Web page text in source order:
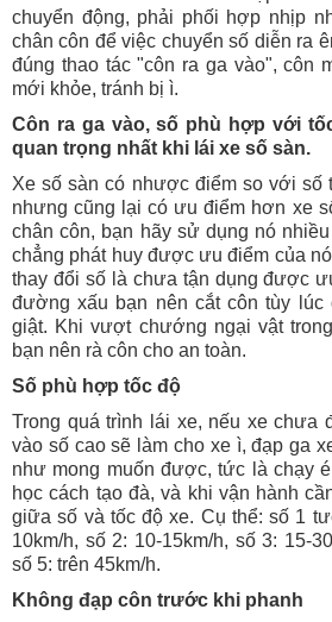
chuyển động, phải phối hợp nhịp
chân côn để việc chuyển số diễn ra
đúng thao tác "côn ra ga vào", côn
mới khỏe, tránh bị ì.
Côn ra ga vào, số phù hợp với
quan trọng nhất khi lái xe số sàn.
Xe số sàn có nhược điểm so với số
nhưng cũng lại có ưu điểm hơn xe
chân côn, bạn hãy sử dụng nó
chẳng phát huy được ưu điểm của
thay đổi số là chưa tận dụng được
đường xấu bạn nên cắt côn tùy lúc
giật. Khi vượt chướng ngại vật
bạn nên rà côn cho an toàn.
Số phù hợp tốc độ
Trong quá trình lái xe, nếu xe chưa
vào số cao sẽ làm cho xe ì, đạp ga
như mong muốn được, tức là chạy
học cách tạo đà, và khi vận hành
giữa số và tốc độ xe. Cụ thể: số 1
10km/h, số 2: 10-15km/h, số 3: 15-
số 5: trên 45km/h.
Không đạp côn trước khi phanh